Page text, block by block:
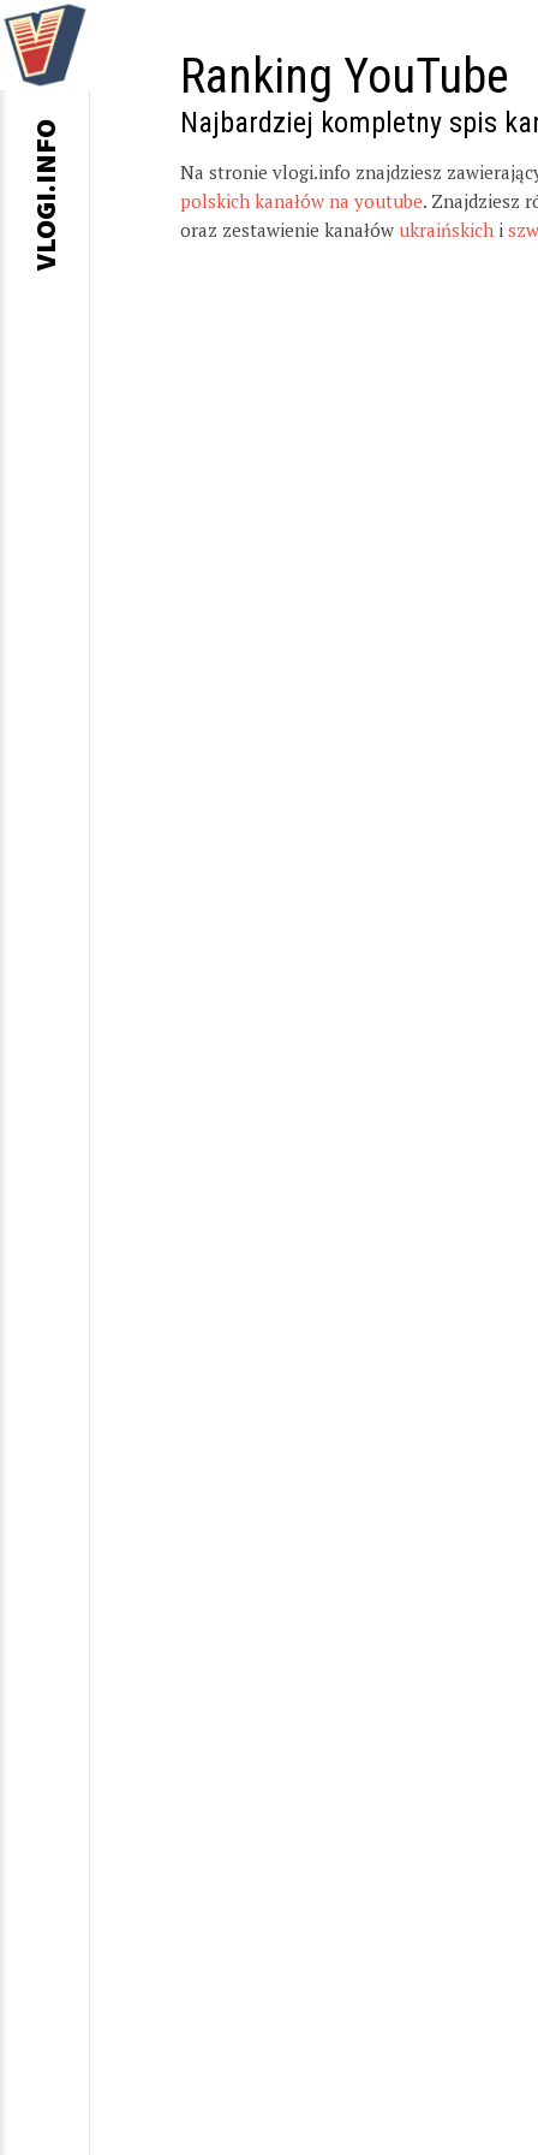
Ranking YouTube
Najbardziej kompletny spis
Na stronie vlogi.info znajdziesz
polskich kanałów na youtube. Znajdziesz
oraz zestawienie kanałów ukraińskich i
VLOGI.INFO